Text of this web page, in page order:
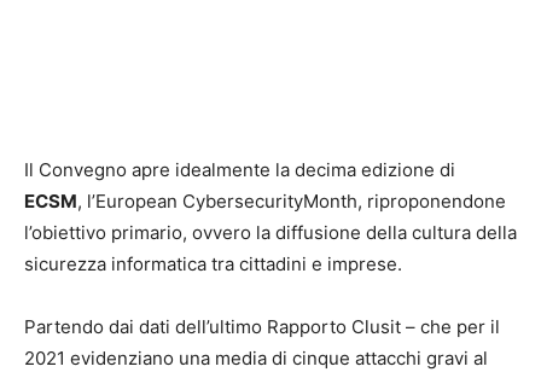
Il Convegno apre idealmente la decima edizione di
ECSM, l’European CybersecurityMonth, riproponendone
l’obiettivo primario, ovvero la diffusione della cultura della
sicurezza informatica tra cittadini e imprese.
Partendo dai dati dell’ultimo Rapporto Clusit – che per il
2021 evidenziano una media di cinque attacchi gravi al